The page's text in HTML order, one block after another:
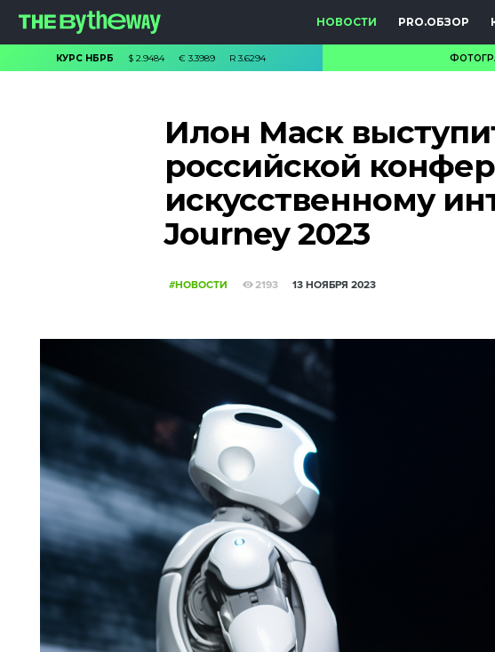
НОВОСТИ PRO.ОБЗОР
КУРС НБРБ $ 2.9484 € 3.3989 R 3.6294
Илон Маск
российской
искусственному
Journey 2023
#НОВОСТИ 2193 13 НОЯБРЯ 2023